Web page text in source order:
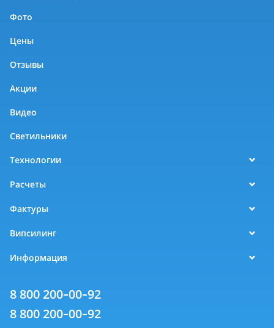
Фото
Цены
Отзывы
Акции
Видео
Светильники
Технологии
Расчеты
Фактуры
Випсилинг
Информация
8 800 200-00-92
8 800 200-00-92